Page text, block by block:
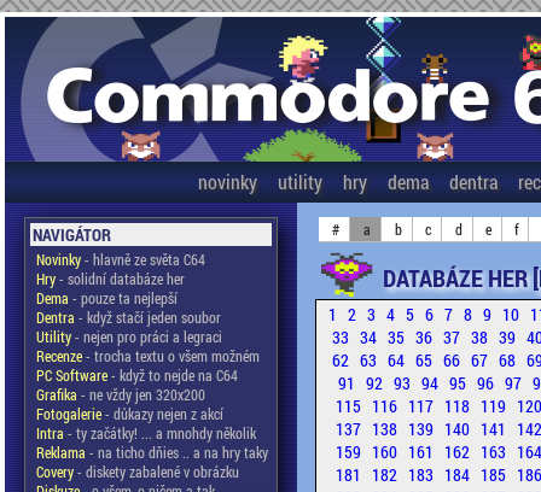
novinky utility hry dema dentra
NAVIGÁTOR
Novinky- hlavně ze světa C64
Hry- solidní databáze her
Dema - pouze ta nejlepší
Dentra - když stačí jeden soubor
Utility- nejen pro práci a legraci
Recenze- trocha textu o všem možném
PC Software- když to nejde na C64
Grafika - ne vždy jen 320x200
Fotogalerie- důkazy nejen z akcí
Intra - ty začátky! ... a mnohdy několik
Reklama - na ticho dňies .. a na hry taky
Covery- diskety zabalené v obrázku
# a b c d e f
DATABÁZE
1 2 3 4 5 6 7 8 9 10
33 34 35 36 37 38 39
62 63 64 65 66 67 68
91 92 93 94 95 96 97
115 116 117 118 119
137 138 139 140 141
159 160 161 162 163
181
182 183 184 185